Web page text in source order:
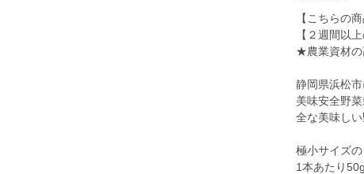
【こちらの
【２週間以
★農業資材の
静岡県浜松
美味安全野
全な美味し
極小サイズの
1本あたり